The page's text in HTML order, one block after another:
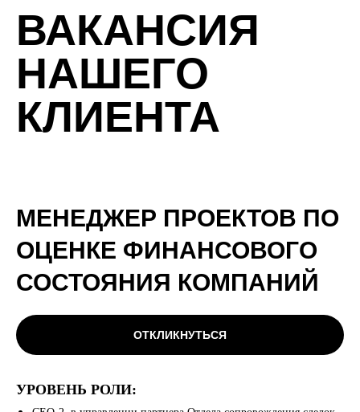
ВАКАНСИЯ
НАШЕГО
КЛИЕНТА
МЕНЕДЖЕР ПРОЕКТОВ ПО
ОЦЕНКЕ ФИНАНСОВОГО
СОСТОЯНИЯ КОМПАНИЙ
ОТКЛИКНУТЬСЯ
УРОВЕНЬ РОЛИ: